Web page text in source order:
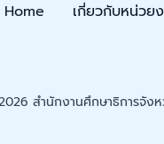
Home เกี่ยวกับหน่วย
สำนักงานศึกษาธิการจัง